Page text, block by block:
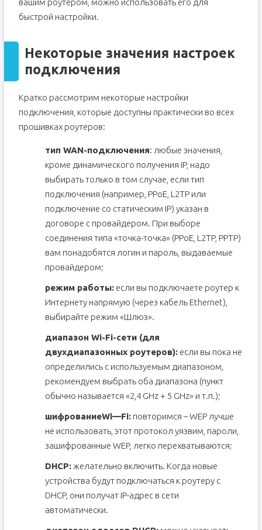
вашим роутером, можно использовать его для
быстрой настройки.
Некоторые значения настроек
подключения
Кратко рассмотрим некоторые настройки
подключения, которые доступны практически во всех
прошивках роутеров:
тип WAN-подключения: любые значения,
кроме динамического получения IP, надо
выбирать только в том случае, если тип
подключения (например, PPoE, L2TP или
подключение со статическим IP) указан в
договоре с провайдером. При выборе
соединения типа «точка-точка» (PPoE, L2TP, PPTP)
вам понадобятся логин и пароль, выдаваемые
провайдером;
режим работы:если вы подключаете роутер к
Интернету напрямую (через кабель Ethernet),
выбирайте режим «Шлюз».
диапазон Wi-Fi-сети (для
двухдиапазонных роутеров):если вы пока не
определились с используемым диапазоном,
рекомендуем выбрать оба диапазона (пункт
обычно называется «2,4 GHz + 5 GHz» и т.п.);
шифрованиеWi—Fi:повторимся – WEP лучше
не использовать, этот протокол уязвим, пароли,
зашифрованные WEP, легко перехватываются;
DHCP:желательно включить. Когда новые
устройства будут подключаться к роутеру с
DHCP, они получат IP-адрес в сети
автоматически.